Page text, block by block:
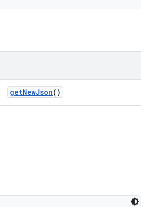
getNewJson()